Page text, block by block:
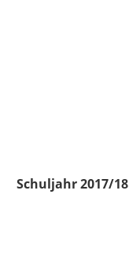
Schuljahr 2017/18